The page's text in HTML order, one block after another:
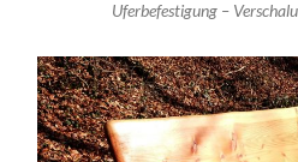
Uferbefestigung –